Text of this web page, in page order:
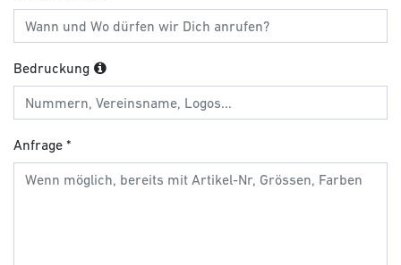
Bedruckung
Anfrage